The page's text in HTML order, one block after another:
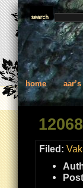
home
12068
Filed: